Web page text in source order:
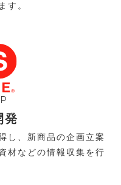
す。
発
し、新商品の企画立案
材などの情報収集を行